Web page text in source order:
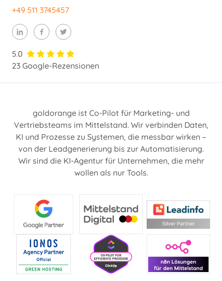
+49 511 3745457
5.0
23 Google-Rezensionen
goldorange ist Co-Pilot für Marketing- und
Vertriebsteams im Mittelstand. Wir verbinden Daten,
KI und Prozesse zu Systemen, die messbar wirken –
von der Leadgenerierung bis zur Automatisierung.
Wir sind die KI-Agentur für Unternehmen, die mehr
wollen als nur Tools.